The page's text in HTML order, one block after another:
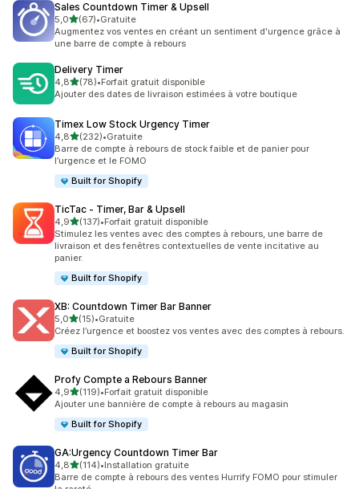
Sales Countdown Timer & Upsell
5,0étoile(s) sur 5
(67)
67 avis au total
•Gratuite
Augmentez vos ventes en créant un sentiment d'urgence grâce à
une barre de compte à rebours
Delivery Timer
4,8étoile(s) sur 5
(78)
78 avis au total
•Forfait gratuit disponible
Ajouter des dates de livraison estimées à votre boutique
Timex Low Stock Urgency Timer
4,8étoile(s) sur 5
(232)
232 avis au total
•Gratuite
Barre de compte à rebours de stock faible et de panier pour
l’urgence et le FOMO
Built for Shopify
TicTac ‑ Timer, Bar & Upsell
4,9étoile(s) sur 5
(137)
137 avis au total
•Forfait gratuit disponible
Stimulez les ventes avec des comptes à rebours, une barre de
livraison et des fenêtres contextuelles de vente incitative au
panier.
Built for Shopify
XB: Countdown Timer Bar Banner
5,0étoile(s) sur 5
(15)
15 avis au total
•Gratuite
Créez l’urgence et boostez vos ventes avec des comptes à rebours.
Built for Shopify
Profy Compte a Rebours Banner
4,9étoile(s) sur 5
(119)
119 avis au total
•Forfait gratuit disponible
Ajouter une bannière de compte à rebours au magasin
Built for Shopify
GA:Urgency Countdown Timer Bar
4,8étoile(s) sur 5
(114)
114 avis au total
•Installation gratuite
Barre de compte à rebours des ventes Hurrify FOMO pour stimuler